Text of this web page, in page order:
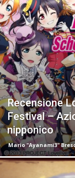
Recensione
Festival –
nipponico
Mario "Ayanami3"